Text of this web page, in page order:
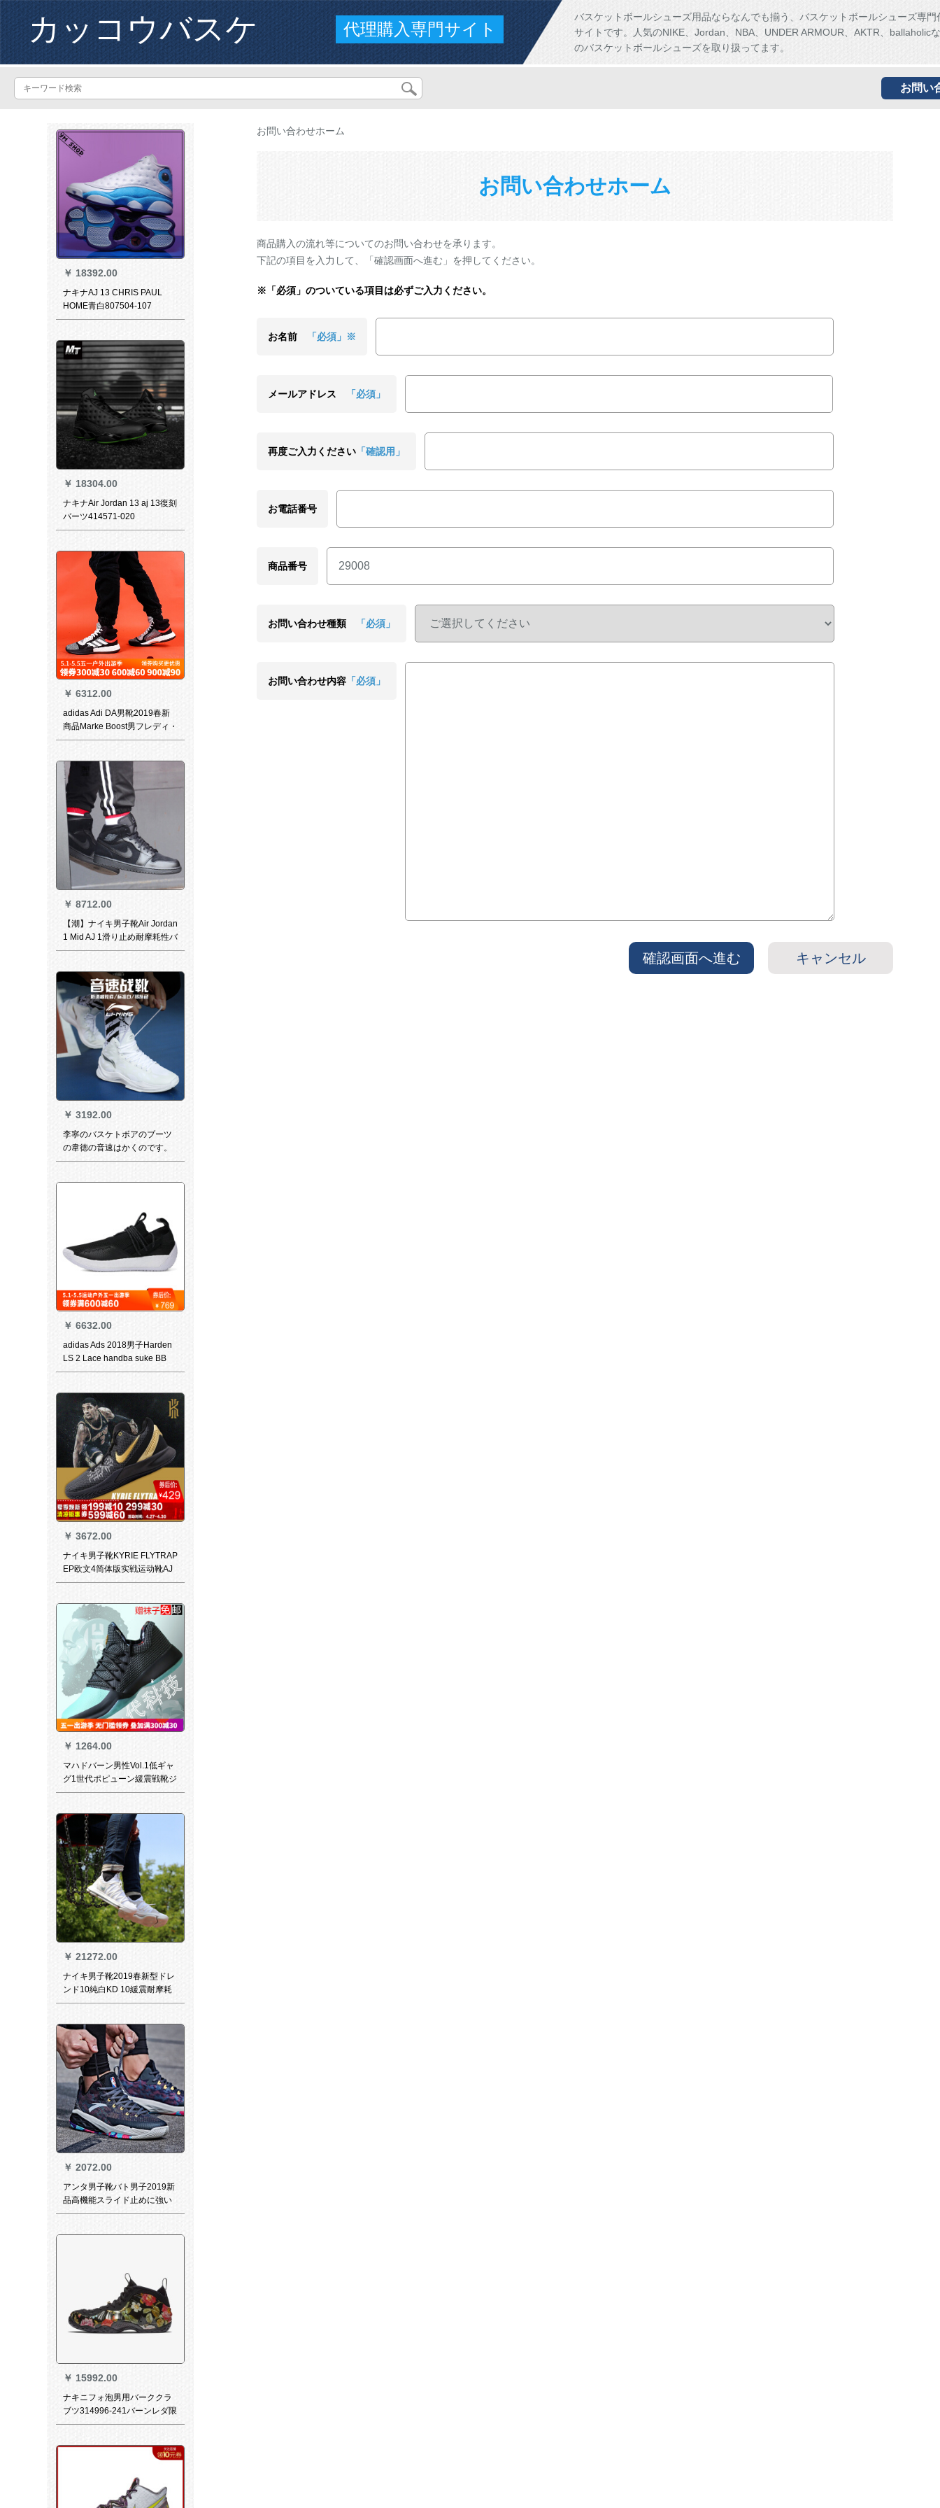
カッコウバスケ 代理購入専門サイト
バスケットボールシューズ用品ならなんでも揃う、バスケットボールシューズ専門
サイトです。人気のNIKE、Jordan、NBA、UNDER ARMOUR、AKTR、ballaholic
のバスケットボールシューズを取り扱ってます。
お問い
￥ 18392.00
ナキナAJ 13 CHRIS PAUL
HOME青白807504-107
807504-107
￥ 18304.00
ナキナAir Jordan 13 aj 13復刻
バーツ414571-020
￥ 6312.00
adidas Adi DA男靴2019春新
商品Marke Boost男フレディ・
バーター男
￥ 8712.00
【潮】ナイキ男子靴Air Jordan
1 Mid AJ 1滑り止め耐摩耗性バ
ークバッグ555088ジョウ1全
￥ 3192.00
李寧のバスケトボアのブーツ
の韋徳の音速はかくのです。
11中国の悟道が地震を下げて
￥ 6632.00
adidas Ads 2018男子Harden
LS 2 Lace handba suke BB
7651 BB 42.5
￥ 3672.00
ナイキ男子靴KYRIE FLYTRAP
EP欧文4简体版实戦运动靴AJ
1935新型欧文4代简体版黑金
￥ 1264.00
マハドバーン男性Vol.1低ギャ
グ1世代ポピューン緩震戦靴ジ
ャジャ（255 MM）
￥ 21272.00
ナイキ男子靴2019春新型ドレ
ンド10純白KD 10緩震耐摩耗
運動实巴スポーツスポーツセ
￥ 2072.00
アンタ男子靴バト男子2019新
品高機能スライド止めに強い
迷彩バトの戦靴11721306-1/
￥ 15992.00
ナキニフォ泡男用バーククラ
ブツ314996-241バーンレダ限
定のフラワダー314996-024
お問い合わせホーム
お問い合わせホーム
商品購入の流れ等についてのお問い合わせを承ります。
下記の項目を入力して、「確認画面へ進む」を押してください。
※「必須」のついている項目は必ずご入力ください。
お名前 「必須」※
メールアドレス 「必須」
再度ご入力ください 「確認用」
お電話番号
商品番号
お問い合わせ種類 「必須」
お問い合わせ内容 「必須」
キャンセル
確認画面へ進む